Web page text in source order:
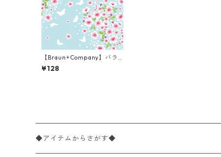
【Braun+Company】バラ
売り2枚 ランチサイズ ペー
パーナプキン CHERRY SPRI
¥128
◆アイテムからさがす◆